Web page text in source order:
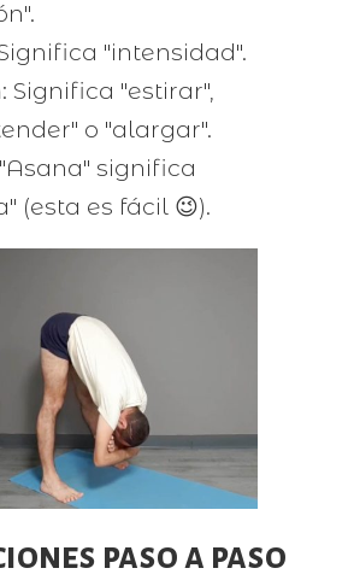
"intensidad".
: Significa "estirar",
o "alargar".
"Asana" significa
(esta es fácil 😉).
paso a paso